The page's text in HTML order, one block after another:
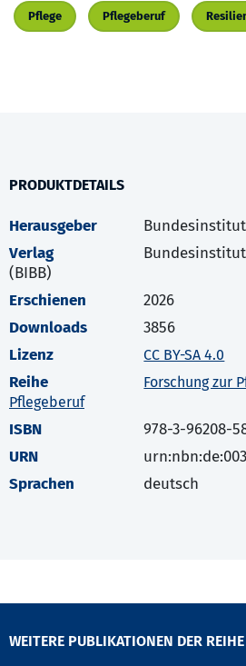
Pflege Pflegeberuf
PRODUKTDETAILS
Herausgeber
Verlag
(BIBB)
Erschienen
2026
Downloads
3856
Lizenz
CC BY-SA 4.0
Reihe
Forschung zur
Pflegeberuf
ISBN
978-3-96208-
URN
Sprachen
deutsch
WEITERE PUBLIKATIONEN DER REIHE